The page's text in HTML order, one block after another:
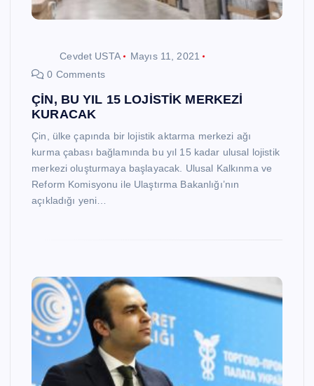
Cevdet USTA
Mayıs 11, 2021
0 Comments
ÇİN, BU YIL 15 LOJİSTİK MERKEZİ
KURACAK
Çin, ülke çapında bir lojistik aktarma merkezi ağı
kurma çabası bağlamında bu yıl 15 kadar ulusal lojistik
merkezi oluşturmaya başlayacak. Ulusal Kalkınma ve
Reform Komisyonu ile Ulaştırma Bakanlığı’nın
açıkladığı yeni…